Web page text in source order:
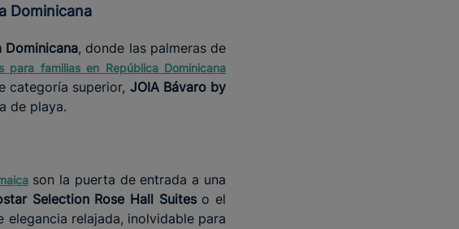
Dominicana
Dominicana, donde las palmeras de
para familias en República Dominicana
categoría superior, JOIA Bávaro by
de playa.
son la puerta de entrada a una
Selection Rose Hall Suiteso el
relajada, inolvidable para